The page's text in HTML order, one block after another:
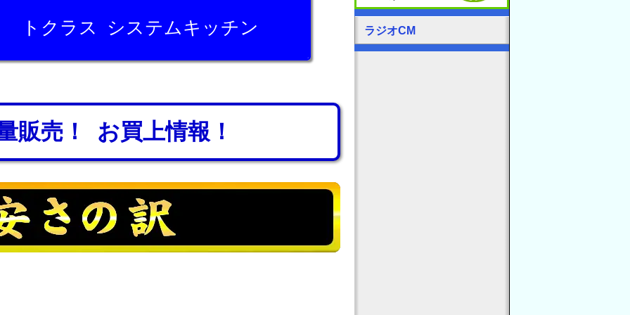
トクラス システムキッチン
販売！ お買上情報！
ラジオCM